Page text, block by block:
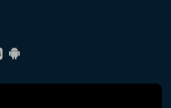
，快
如何用 Filmora 做出影響力
登入